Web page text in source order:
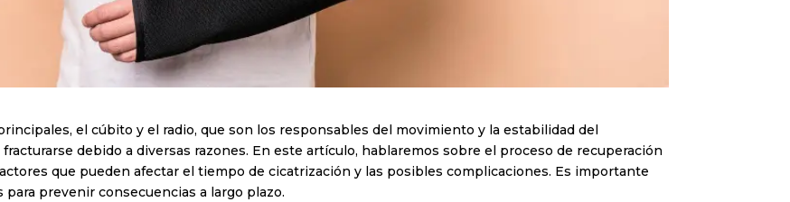
el cúbito y el radio, que son los responsables del movimiento y la estabilidad del
debido a diversas razones. En este artículo, hablaremos sobre el proceso de recuperación
que pueden afectar el tiempo de cicatrización y las posibles complicaciones. Es importante
prevenir consecuencias a largo plazo.